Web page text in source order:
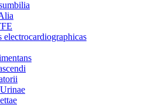
electrocardiographicas